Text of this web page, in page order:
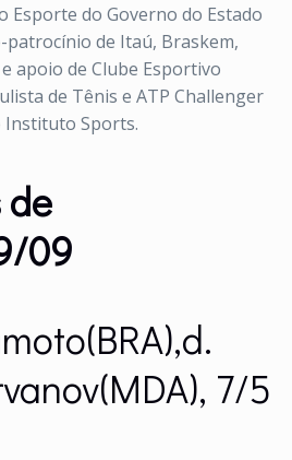
Esporte do Governo do Estado
patrocínio de Itaú, Braskem,
apoio de Clube Esportivo
de Tênis e ATP Challenger
Instituto Sports.
de
09
7/5